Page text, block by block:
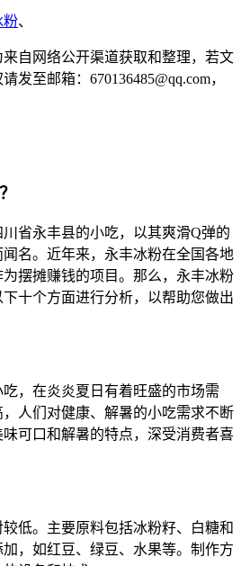
粉、
自网络公开渠道获取和整理，若文
发至邮箱：670136485@qq.com，
省永丰县的小吃，以其爽滑Q弹的
名。近年来，永丰冰粉在全国各地
摆摊赚钱的项目。那么，永丰冰粉
十个方面进行分析，以帮助您做出
，在炎炎夏日有着旺盛的市场需
人们对健康、解暑的小吃需求不断
可口和解暑的特点，深受消费者喜
低。主要原料包括冰粉籽、白糖和
，如红豆、绿豆、水果等。制作方